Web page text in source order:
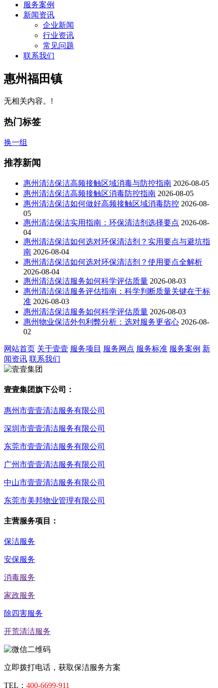
服务案例
新闻资讯
企业新闻
行业资讯
常见问题
联系我们
惠州福田镇
无相关内容。!
热门标签
换一组
推荐新闻
惠州清洁保洁高频接触区域消毒与防控指南 2026-08-05
惠州清洁保洁高频接触区消毒防控指南 2026-08-05
惠州清洁保洁如何做好高频接触区域消毒防控 2026-08-
05
惠州清洁保洁实用指南：环保清洁剂选择要点 2026-08-
04
惠州清洁保洁如何选对环保清洁剂？实用要点与避坑指
南 2026-08-04
惠州清洁保洁如何选对环保清洁剂？使用要点全解析
2026-08-04
惠州清洁保洁服务如何科学评估质量 2026-08-03
惠州清洁保洁服务评估指南：科学判断质量关键在于标
准 2026-08-03
惠州清洁保洁服务如何科学评估质量 2026-08-03
惠州物业保洁外包利弊分析：选对服务更省心 2026-08-
02
网站首页 关于壹壹 服务项目 服务网点 服务标准 服务案例 新
闻资讯 联系我们
壹壹集团旗下公司：
惠州市壹壹清洁服务有限公司
深圳市壹壹清洁服务有限公司
东莞市壹壹清洁服务有限公司
广州市壹壹清洁服务有限公司
中山市壹壹清洁服务有限公司
东莞市美邦物业管理有限公司
主营服务项目：
保洁服务
安保服务
消毒服务
家政服务
除四害服务
开荒清洁服务
立即拨打电话，获取保洁服务方案
TEL： 400-6699-911